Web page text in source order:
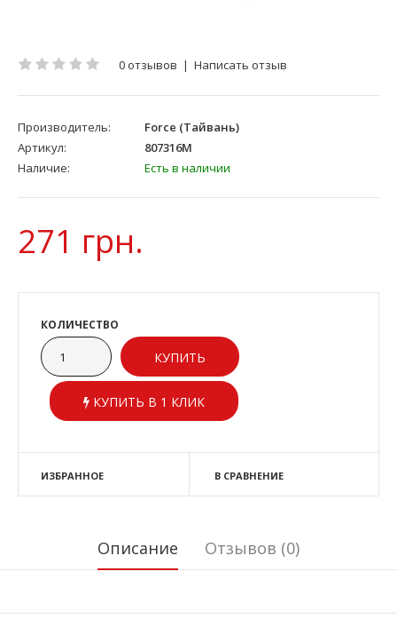
0 отзывов | Написать отзыв
Производитель:
Force (Тайвань)
Артикул:
807316M
Наличие:
Есть в наличии
271 грн.
КОЛИЧЕСТВО
КУПИТЬ В 1 КЛИК
ИЗБРАННОЕ В СРАВНЕНИЕ
Описание Отзывов (0)